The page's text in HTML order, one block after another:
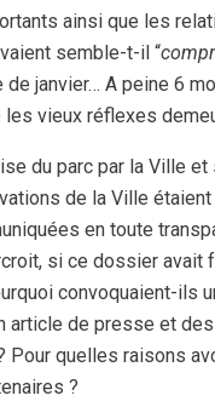
ainsi que les
semble-t-il “
janvier… A peine 6
vieux réflexes
du parc par la Ville et
de la Ville
en toute
si ce dossier avait
convoquaient-ils
article de presse et
Pour quelles raisons
?